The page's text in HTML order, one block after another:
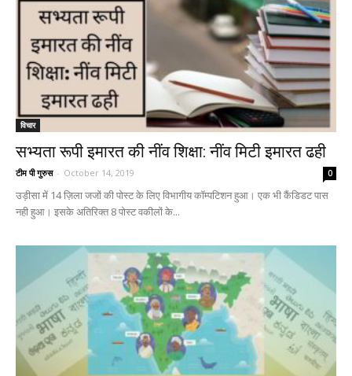
विचार
सभ्यता रूपी इमारत की नींव शिक्षा: नींव मिटी इमारत ढही
टीम पी गुरुस - October 14, 2019 0
उड़ीसा में 14 ज़िला जजों की पोस्ट के लिए विभागीय कॉम्पटिशन हुआ। एक भी कैंडिडट पास
नही हुआ। इसके अतिरिक्त 8 पोस्ट वकीलों के...